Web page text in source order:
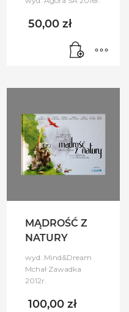
50,00 zł
MĄDROŚĆ Z
NATURY
wyd. Mind&Dream
Mchał Zawadka
2012r.
100,00 zł